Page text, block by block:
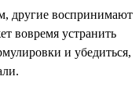
другие воспринимают
вовремя устранить
и убедиться,